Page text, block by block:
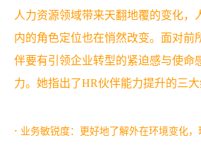
人力资源领域带来天翻地覆的变化，
内的角色定位也在悄然改变。面对前
伴要有引领企业转型的紧迫感与使命
力。她指出了HR伙伴能力提升的三大
· 业务敏锐度：更好地了解外在环境变化，